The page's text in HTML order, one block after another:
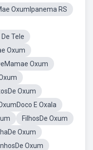
OxumIpanema RS
Tele
Oxum
Oxum
Oxum
E Oxala
FilhosDe Oxum
Oxum
Oxum